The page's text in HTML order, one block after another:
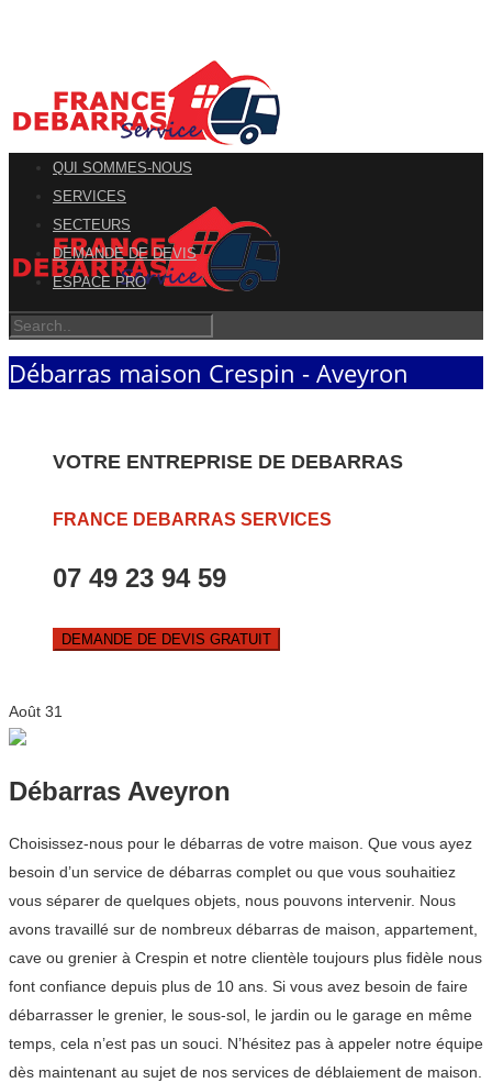
QUI SOMMES-NOUS
SERVICES
SECTEURS
DEMANDE DE DEVIS
ESPACE PRO
Débarras maison Crespin - Aveyron
VOTRE ENTREPRISE DE DEBARRAS
FRANCE DEBARRAS SERVICES
07 49 23 94 59
DEMANDE DE DEVIS GRATUIT
Août 31
Débarras Aveyron
Choisissez-nous pour le débarras de votre maison. Que vous ayez
besoin d’un service de débarras complet ou que vous souhaitiez
vous séparer de quelques objets, nous pouvons intervenir. Nous
avons travaillé sur de nombreux débarras de maison, appartement,
cave ou grenier à Crespin et notre clientèle toujours plus fidèle nous
font confiance depuis plus de 10 ans. Si vous avez besoin de faire
débarrasser le grenier, le sous-sol, le jardin ou le garage en même
temps, cela n’est pas un souci. N’hésitez pas à appeler notre équipe
dès maintenant au sujet de nos services de déblaiement de maison.